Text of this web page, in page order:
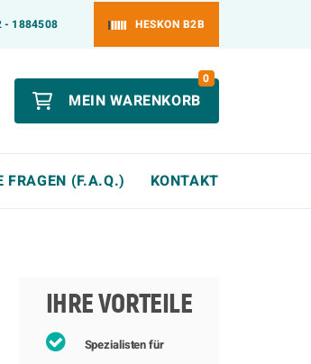
- 1884508 HESKON B2B
MEIN WARENKORB
0
FRAGEN (F.A.Q.) KONTAKT
IHRE VORTEILE
Spezialisten für